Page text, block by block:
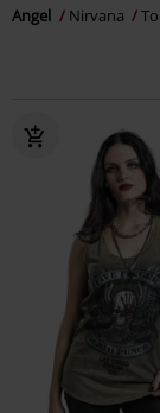
Angel Nirvana